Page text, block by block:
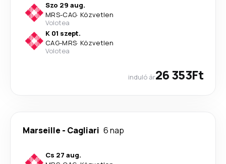
Szo 29 aug.
MRS-CAG· Közvetlen
Volotea
K 01 szept.
CAG-MRS· Közvetlen
Volotea
induló ár26 353Ft
Marseille - Cagliari 6 nap
Cs 27 aug.